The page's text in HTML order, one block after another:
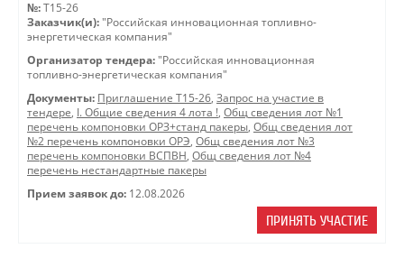
№: Т15-26
Заказчик(и): "Российская инновационная топливно-
энергетическая компания"
Организатор тендера: "Российская инновационная
топливно-энергетическая компания"
Документы: Приглашение Т15-26, Запрос на участие в
тендере, I. Общие сведения 4 лота !, Общ сведения лот №1
перечень компоновки ОРЗ+станд пакеры, Общ сведения лот
№2 перечень компоновки ОРЭ, Общ сведения лот №3
перечень компоновки ВСПВН, Общ сведения лот №4
перечень нестандартные пакеры
Прием заявок до: 12.08.2026
ПРИНЯТЬ УЧАСТИЕ